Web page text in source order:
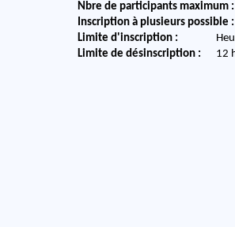
Nbre de participants maximum :
Inscription à plusieurs possible :
Limite d'inscription :
Limite de désinscription :
12